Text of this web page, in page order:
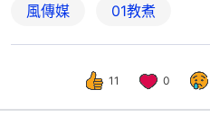
風傳媒 01教煮
11 0